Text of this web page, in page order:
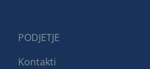
PODJETJE
Kontakti